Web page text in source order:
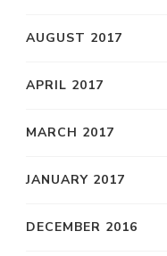
AUGUST 2017
APRIL 2017
MARCH 2017
JANUARY 2017
DECEMBER 2016